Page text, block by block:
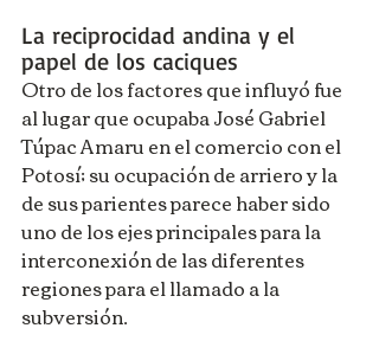
La reciprocidad andina y el
papel de los caciques
Otro de los factores que influyó fue
al lugar que ocupaba José Gabriel
Túpac Amaru en el comercio con el
Potosí; su ocupación de arriero y la
de sus parientes parece haber sido
uno de los ejes principales para la
interconexión de las diferentes
regiones para el llamado a la
subversión.